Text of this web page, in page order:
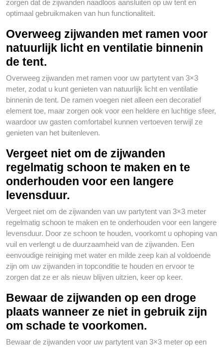
zorgen dat de zijwanden naadloos aansluiten op uw tent en
optimaal gebruikmaken van hun functionaliteit.
Overweeg zijwanden met ramen voor
natuurlijk licht en ventilatie binnenin
de tent.
Overweeg zijwanden met ramen voor uw partytent van 3×3
meter, zodat u kunt genieten van natuurlijk licht en ventilatie
binnenin de tent. De ramen voegen niet alleen een decoratief
element toe, maar zorgen ook voor een heldere en luchtige sfeer,
waardoor uw gasten comfortabel kunnen vertoeven terwijl ze
genieten van het buitenleven.
Vergeet niet om de zijwanden
regelmatig schoon te maken en te
onderhouden voor een langere
levensduur.
Vergeet niet om de zijwanden van uw partytent van 3×3 meter
regelmatig schoon te maken en te onderhouden voor een langere
levensduur. Door ze schoon te houden, voorkomt u ophoping van
vuil en verlengt u de duurzaamheid van de zijwanden. Een
eenvoudige reiniging met water en milde zeep kan al voldoende
zijn om uw zijwanden in topconditie te houden en ervoor te
zorgen dat ze er als nieuw blijven uitzien, keer op keer.
Bewaar de zijwanden op een droge
plaats wanneer ze niet in gebruik zijn
om schade te voorkomen.
Bewaar de zijwanden voor uw partytent van 3×3 meter op een